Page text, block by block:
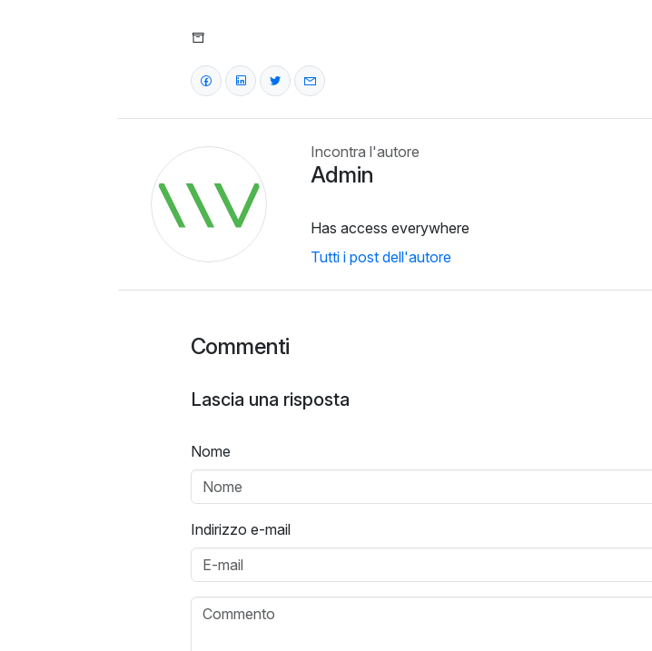
Incontra l'autore
Admin
Has access everywhere
Tutti i post dell'autore
Commenti
Lascia una risposta
Nome
Indirizzo e-mail